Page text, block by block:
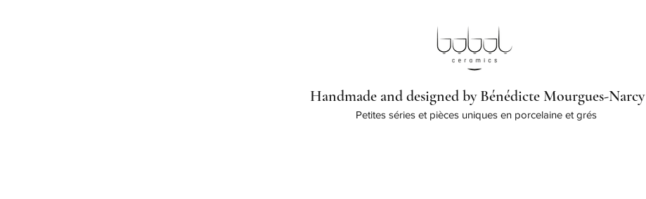
Handmade and designed by Bénédicte Mourgues-Narcy
Petites séries et pièces uniques en porcelaine et grés